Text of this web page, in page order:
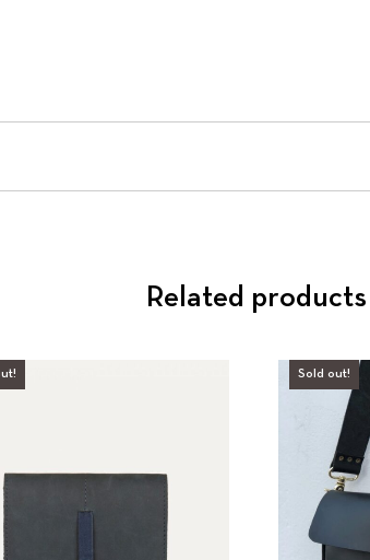
Related products
Sold out!